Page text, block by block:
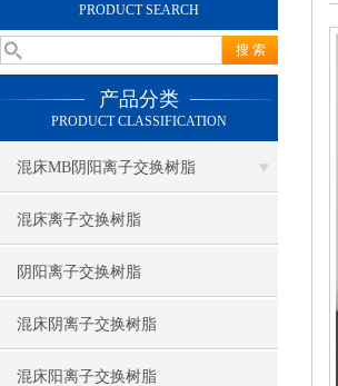
PRODUCT SEARCH
产品分类
PRODUCT CLASSIFICATION
混床MB阴阳离子交换树脂
混床离子交换树脂
阴阳离子交换树脂
混床阴离子交换树脂
混床阳离子交换树脂